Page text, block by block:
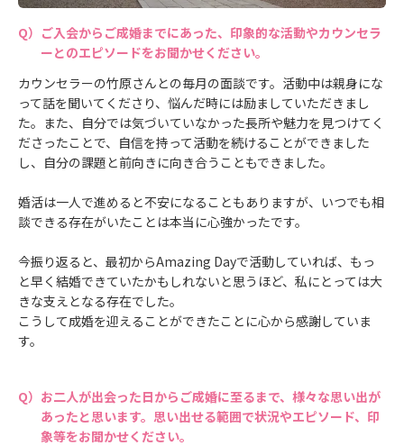
ご入会からご成婚までにあった、印象的な活動やカウンセラ
ーとのエピソードをお聞かせください。
カウンセラーの竹原さんとの毎月の面談です。活動中は親身にな
って話を聞いてくださり、悩んだ時には励ましていただきまし
た。また、自分では気づいていなかった長所や魅力を見つけてく
ださったことで、自信を持って活動を続けることができました
し、自分の課題と前向きに向き合うこともできました。
婚活は一人で進めると不安になることもありますが、いつでも相
談できる存在がいたことは本当に心強かったです。
今振り返ると、最初からAmazing Dayで活動していれば、もっ
と早く結婚できていたかもしれないと思うほど、私にとっては大
きな支えとなる存在でした。
こうして成婚を迎えることができたことに心から感謝していま
す。
お二人が出会った日からご成婚に至るまで、様々な思い出が
あったと思います。思い出せる範囲で状況やエピソード、印
象等をお聞かせください。